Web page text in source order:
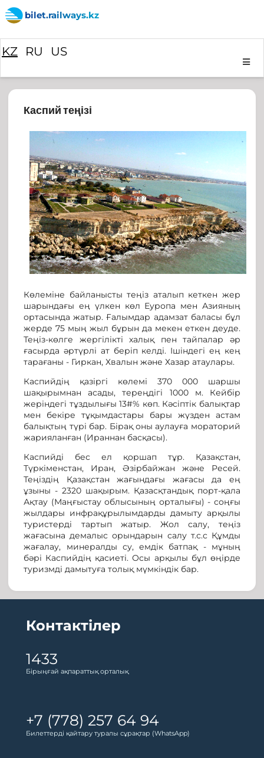
bilet.railways.kz
KZ RU US
Каспий теңізі
Көлеміне байланысты теңіз аталып кеткен жер
шарындағы ең үлкен көл Еуропа мен Азияның
ортасында жатыр. Ғалымдар адамзат баласы бұл
жерде 75 мың жыл бұрын да мекен еткен деуде.
Теңіз-көлге жергілікті халық пен тайпалар әр
ғасырда әртүрлі ат беріп келді. Ішіндегі ең кең
тарағаны - Гиркан, Хвалын және Хазар атаулары.
Каспийдің қазіргі көлемі 370 000 шаршы
шақырымнан асады, тереңдігі 1000 м. Кейбір
жеріндегі тұздылығы 13#% көп. Кәсіптік балықтар
мен бекіре тұқымдастары бары жүзден астам
балықтың түрі бар. Бірақ оны аулауға мораторий
жарияланған (Ираннан басқасы).
Каспийді бес ел қоршап тұр. Қазақстан,
Түркіменстан, Иран, Әзірбайжан және Ресей.
Теңіздің Қазақстан жағындағы жағасы да ең
ұзыны - 2320 шақырым. Қазасқтандық порт-қала
Ақтау (Маңғыстау облысының орталығы) - соңғы
жылдары инфрақұрылымдарды дамыту арқылы
туристерді тартып жатыр. Жол салу, теңіз
жағасына демалыс орындарын салу т.с.с Құмды
жағалау, минералды су, емдік батпақ - мұның
бәрі Каспийдің қасиеті. Осы арқылы бұл өңірде
туризмді дамытуға толық мүмкіндік бар.
Контактілер
1433
Бірыңғай ақпараттық орталық
+7 (778) 257 64 94
Билеттерді қайтару туралы сұрақтар (WhatsApp)